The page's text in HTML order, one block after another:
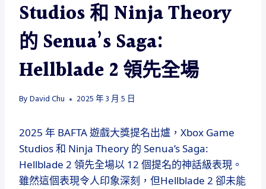
Studios 和 Ninja Theory
的 Senua’s Saga:
Hellblade 2 領先全場
By David Chu 2025 年 3 月 5 日
2025 年 BAFTA 遊戲大獎提名出爐，Xbox Game
Studios 和 Ninja Theory 的 Senua’s Saga:
Hellblade 2 領先全場以 12 個提名的神話級表現。
雖然這個表現令人印象深刻，但Hellblade 2 卻未能